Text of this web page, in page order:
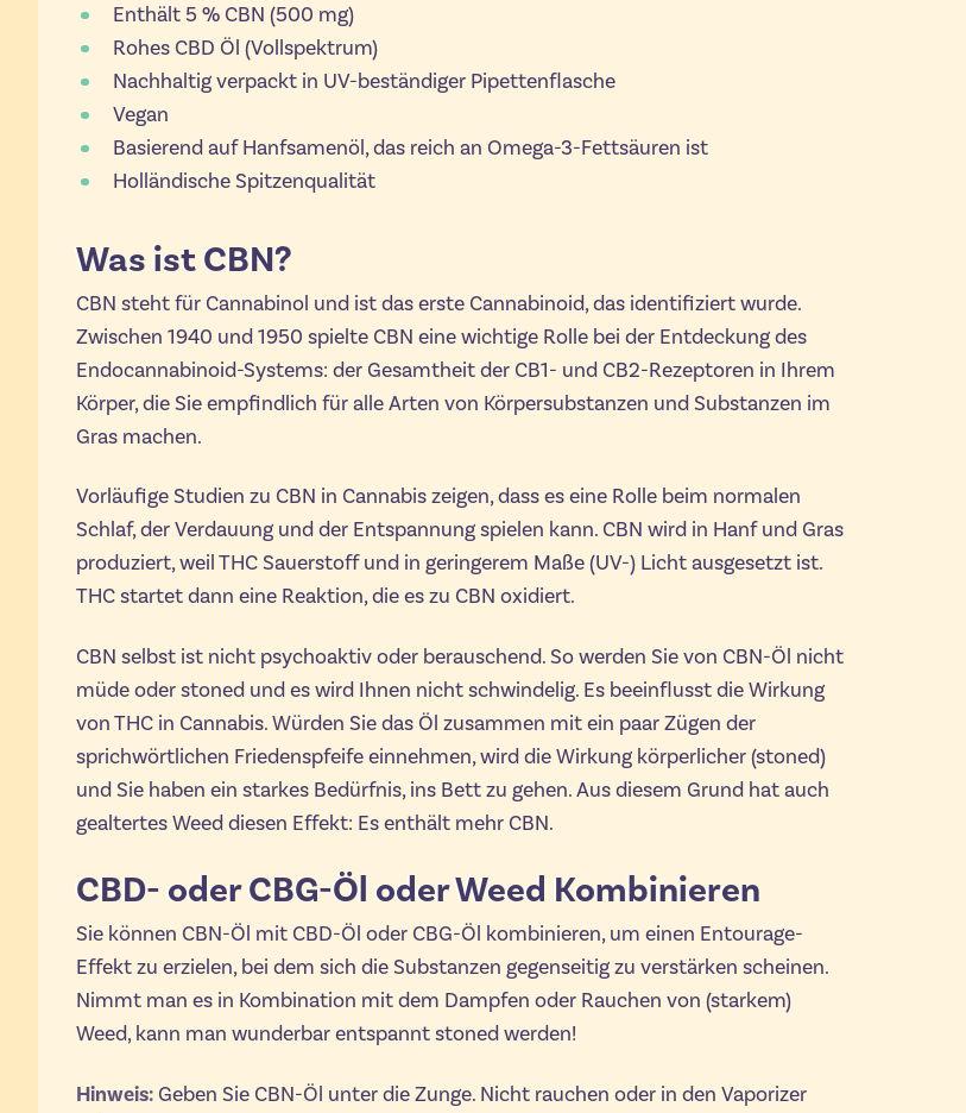
Enthält 5 % CBN (500 mg)
Rohes CBD Öl (Vollspektrum)
Nachhaltig verpackt in UV-beständiger Pipettenflasche
Vegan
Basierend auf Hanfsamenöl, das reich an Omega-3-Fettsäuren ist
Holländische Spitzenqualität
Was ist CBN?
CBN steht für Cannabinol und ist das erste Cannabinoid, das identifiziert wurde.
Zwischen 1940 und 1950 spielte CBN eine wichtige Rolle bei der Entdeckung des
Endocannabinoid-Systems: der Gesamtheit der CB1- und CB2-Rezeptoren in Ihrem
Körper, die Sie empfindlich für alle Arten von Körpersubstanzen und Substanzen im
Gras machen.
Vorläufige Studien zu CBN in Cannabis zeigen, dass es eine Rolle beim normalen
Schlaf, der Verdauung und der Entspannung spielen kann. CBN wird in Hanf und Gras
produziert, weil THC Sauerstoff und in geringerem Maße (UV-) Licht ausgesetzt ist.
THC startet dann eine Reaktion, die es zu CBN oxidiert.
CBN selbst ist nicht psychoaktiv oder berauschend. So werden Sie von CBN-Öl nicht
müde oder stoned und es wird Ihnen nicht schwindelig. Es beeinflusst die Wirkung
von THC in Cannabis. Würden Sie das Öl zusammen mit ein paar Zügen der
sprichwörtlichen Friedenspfeife einnehmen, wird die Wirkung körperlicher (stoned)
und Sie haben ein starkes Bedürfnis, ins Bett zu gehen. Aus diesem Grund hat auch
gealtertes Weed diesen Effekt: Es enthält mehr CBN.
CBD- oder CBG-Öl oder Weed Kombinieren
Sie können CBN-Öl mit CBD-Öl oder CBG-Öl kombinieren, um einen Entourage-
Effekt zu erzielen, bei dem sich die Substanzen gegenseitig zu verstärken scheinen.
Nimmt man es in Kombination mit dem Dampfen oder Rauchen von (starkem)
Weed, kann man wunderbar entspannt stoned werden!
Hinweis: Geben Sie CBN-Öl unter die Zunge. Nicht rauchen oder in den Vaporizer